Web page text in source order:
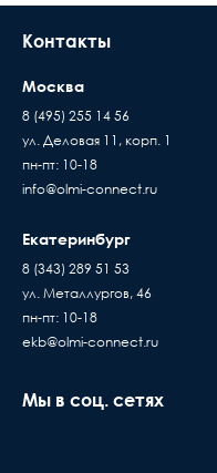
Контакты
Москва
8 (495) 255 14 56
ул. Деловая 11, корп. 1
пн-пт: 10-18
info@olmi-connect.ru
Екатеринбург
8 (343) 289 51 53
ул. Металлургов, 46
пн-пт: 10-18
ekb@olmi-connect.ru
Мы в соц. сетях